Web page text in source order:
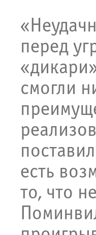
перед
смогли
есть
то, что